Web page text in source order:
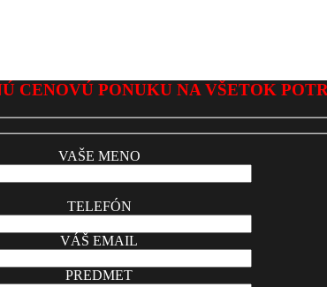
CENOVÚ PONUKU NA VŠETOK
VAŠE MENO
TELEFÓN
VÁŠ EMAIL
PREDMET